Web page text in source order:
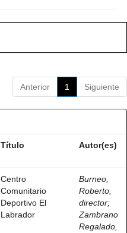
Anterior 1 Siguiente
Título Autor(es)
Centro
Comunitario
Deportivo El
Labrador
Burneo,
Roberto,
director;
Zambrano
Regalado,